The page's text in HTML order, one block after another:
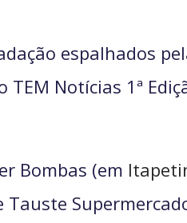
espalhados
Notícias 1ª
Bombas (em
Tauste